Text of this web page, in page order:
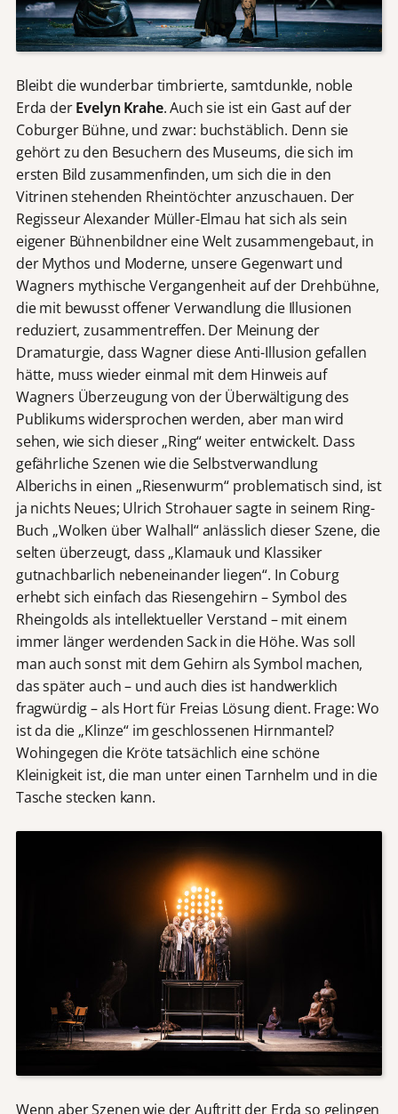
Bleibt die wunderbar timbrierte, samtdunkle, noble
Erda derEvelyn Krahe. Auch sie ist ein Gast auf der
Coburger Bühne, und zwar: buchstäblich. Denn sie
gehört zu den Besuchern des Museums, die sich im
ersten Bild zusammenfinden, um sich die in den
Vitrinen stehenden Rheintöchter anzuschauen. Der
Regisseur Alexander Müller-Elmau hat sich als sein
eigener Bühnenbildner eine Welt zusammengebaut, in
der Mythos und Moderne, unsere Gegenwart und
Wagners mythische Vergangenheit auf der Drehbühne,
die mit bewusst offener Verwandlung die Illusionen
reduziert, zusammentreffen. Der Meinung der
Dramaturgie, dass Wagner diese Anti-Illusion gefallen
hätte, muss wieder einmal mit dem Hinweis auf
Wagners Überzeugung von der Überwältigung des
Publikums widersprochen werden, aber man wird
sehen, wie sich dieser „Ring“ weiter entwickelt. Dass
gefährliche Szenen wie die Selbstverwandlung
Alberichs in einen „Riesenwurm“ problematisch sind, ist
ja nichts Neues; Ulrich Strohauer sagte in seinem Ring-
Buch „Wolken über Walhall“ anlässlich dieser Szene, die
selten überzeugt, dass „Klamauk und Klassiker
gutnachbarlich nebeneinander liegen“. In Coburg
erhebt sich einfach das Riesengehirn – Symbol des
Rheingolds als intellektueller Verstand – mit einem
immer länger werdenden Sack in die Höhe. Was soll
man auch sonst mit dem Gehirn als Symbol machen,
das später auch – und auch dies ist handwerklich
fragwürdig – als Hort für Freias Lösung dient. Frage: Wo
ist da die „Klinze“ im geschlossenen Hirnmantel?
Wohingegen die Kröte tatsächlich eine schöne
Kleinigkeit ist, die man unter einen Tarnhelm und in die
Tasche stecken kann.
Wenn aber Szenen wie der Auftritt der Erda so gelingen